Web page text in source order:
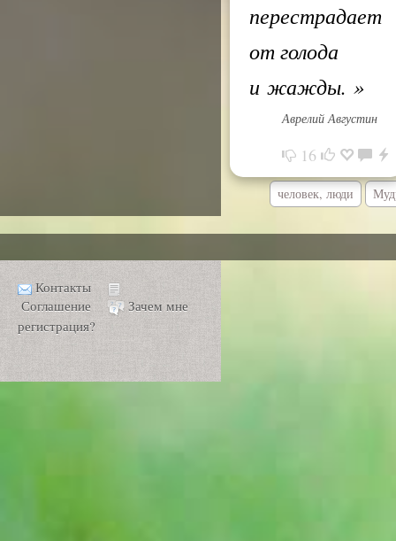
перестрадает
от голода
и жажды. »
Аврелий Августин
16
человек, люди
Контакты
Соглашение
Зачем мне
регистрация?